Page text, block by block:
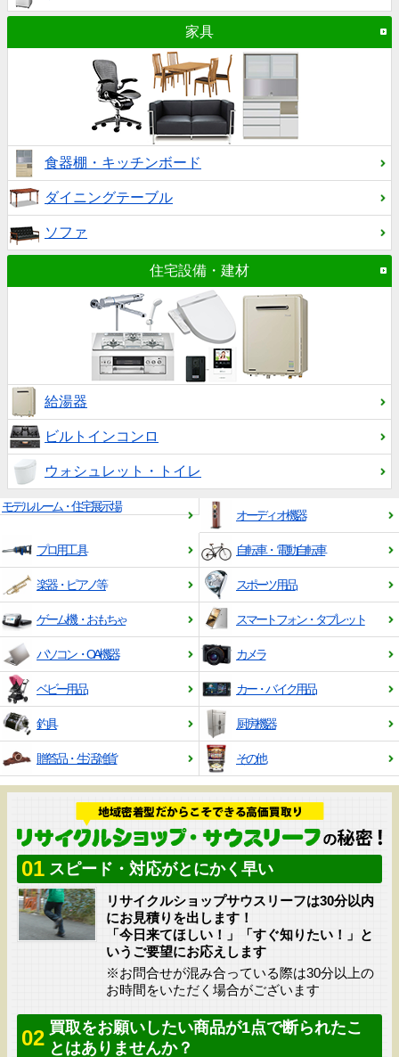
家具
食器棚・キッチンボード
ダイニングテーブル
ソファ
住宅設備・建材
給湯器
ビルトインコンロ
ウォシュレット・トイレ
モデルルーム・住宅展示場
オーディオ機器
プロ用工具 自転車・電動自転車
楽器・ピアノ等 スポーツ用品
ゲーム機・おもちゃ スマートフォン・タブレット
パソコン・OA機器 カメラ
ベビー用品 カー・バイク用品
釣具 厨房機器
贈答品・生活雑貨 その他
01 スピード・対応がとにかく早い
リサイクルショップサウスリーフは30分以内
にお見積りを出します！
「今日来てほしい！」「すぐ知りたい！」と
いうご要望にお応えします
※お問合せが混み合っている際は30分以上の
お時間をいただく場合がございます
02 買取をお願いしたい商品が1点で断られたこ
とはありませんか？